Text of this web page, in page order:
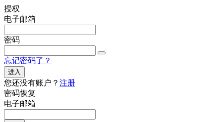
授权
电子邮箱
密码
忘记密码了？
进入
您还没有账户？ 注册
密码恢复
电子邮箱